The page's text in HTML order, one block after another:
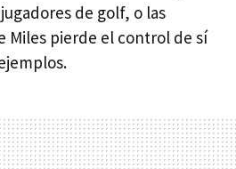
de golf, o las
Miles pierde el control de sí